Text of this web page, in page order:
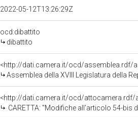
2022-05-12T13:26:29Z
ocd:dibattito
dibattito
<http://dati.camera.it/ocd/assemblea.rdf/
Assemblea della XVIII Legislatura della
<http://dati.camera.it/ocd/attocamera.rdf/
CARETTA: "Modifiche all'articolo 54-bis del decreto-legge 24 aprile